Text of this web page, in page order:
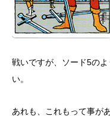
戦いですが、ソード5の
い。
あれも、これもって事が